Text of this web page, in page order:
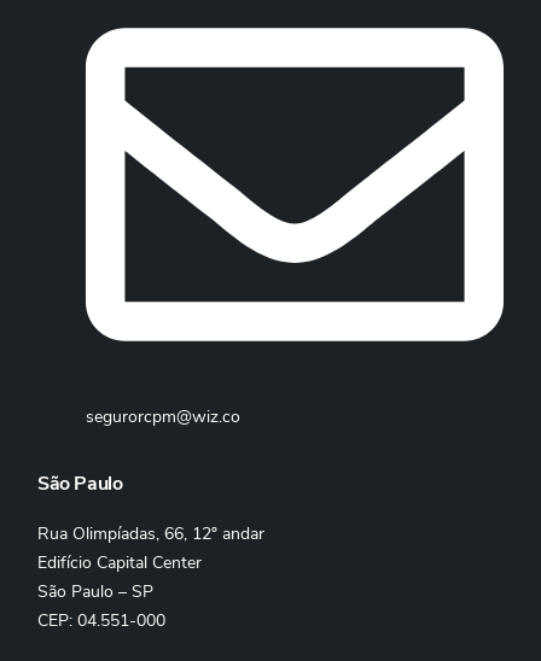
segurorcpm@wiz.co
São Paulo
Rua Olimpíadas, 66, 12º andar
Edifício Capital Center
São Paulo – SP
CEP: 04.551-000